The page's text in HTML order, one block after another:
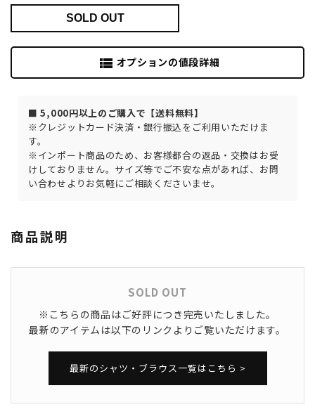
SOLD OUT
view_list オプションの値段詳細
■ 5,000円以上のご購入で【送料無料】
※クレジットカード決済・銀行振込をご利用いただけま
す。
※インポート商品のため、お客様都合の返品・交換はお受
けしておりません。サイズ等でご不安な点があれば、お問
い合わせよりお気軽にご相談くださいませ。
商品説明
SOLD OUT
※こちらの商品はご好評につき完売いたしました。
最新のアイテムは以下のリンクよりご覧いただけます。
最新のシャツ・ブラウス一覧はこちら >